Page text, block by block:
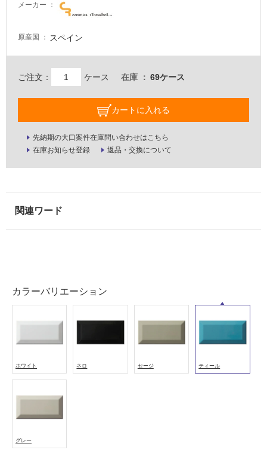
メーカー
原産国 スペイン
ご注文： ケース 在庫 69ケース
カートに入れる
先納期の大口案件在庫問い合わせはこちら
在庫お知らせ登録
返品・交換について
カラーバリエーション
ホワイト ネロ セージ ティール
グレー
な
屋
壁・
屋
用
能
冷
使
用
可